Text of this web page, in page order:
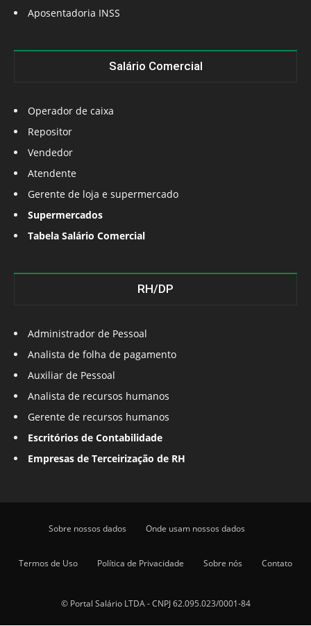
Aposentadoria INSS
Salário Comercial
Operador de caixa
Repositor
Vendedor
Atendente
Gerente de loja e supermercado
Supermercados
Tabela Salário Comercial
RH/DP
Administrador de Pessoal
Analista de folha de pagamento
Auxiliar de Pessoal
Analista de recursos humanos
Gerente de recursos humanos
Escritórios de Contabilidade
Empresas de Terceirização de RH
Sobre nossos dados Onde usam nossos dados
Termos de Uso Política de Privacidade Sobre nós Contato
© Portal Salário LTDA - CNPJ 62.095.023/0001-84